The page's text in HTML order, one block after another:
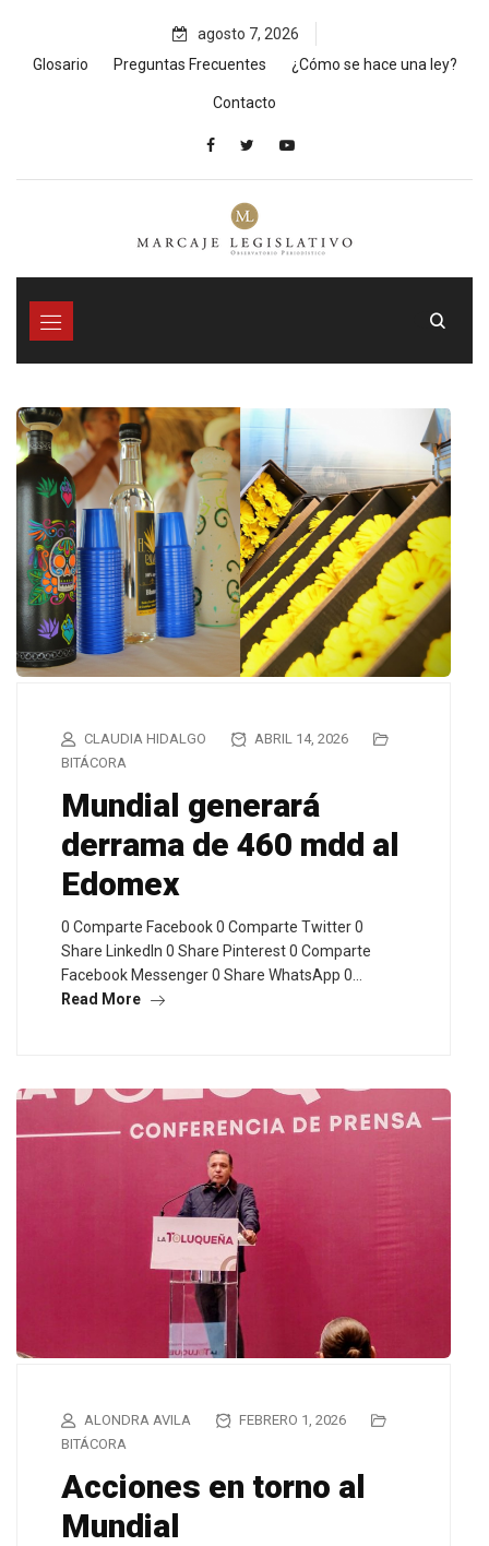
content
agosto 7, 2026
Glosario
Preguntas Frecuentes ¿Cómo se hace una ley?
Contacto
CLAUDIA HIDALGO
ABRIL 14, 2026
BITÁCORA
Mundial generará
derrama de 460 mdd al
Edomex
0 Comparte Facebook 0 Comparte Twitter 0
Share LinkedIn 0 Share Pinterest 0 Comparte
Facebook Messenger 0 Share WhatsApp 0…
Read More
ALONDRA AVILA
FEBRERO 1, 2026
BITÁCORA
Acciones en torno al
Mundial